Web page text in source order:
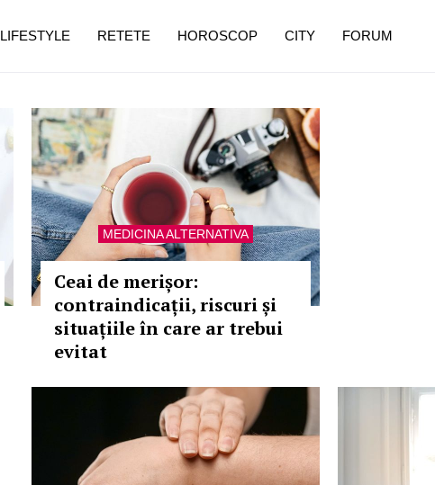
MEDICINA ALTERNATIVA
Ceai de merișor:
contraindicații, riscuri și
situațiile în care ar trebui
evitat
LIFESTYLE RETETE HOROSCOP CITY FORUM
pe măsură ce înaintezi în vârstă